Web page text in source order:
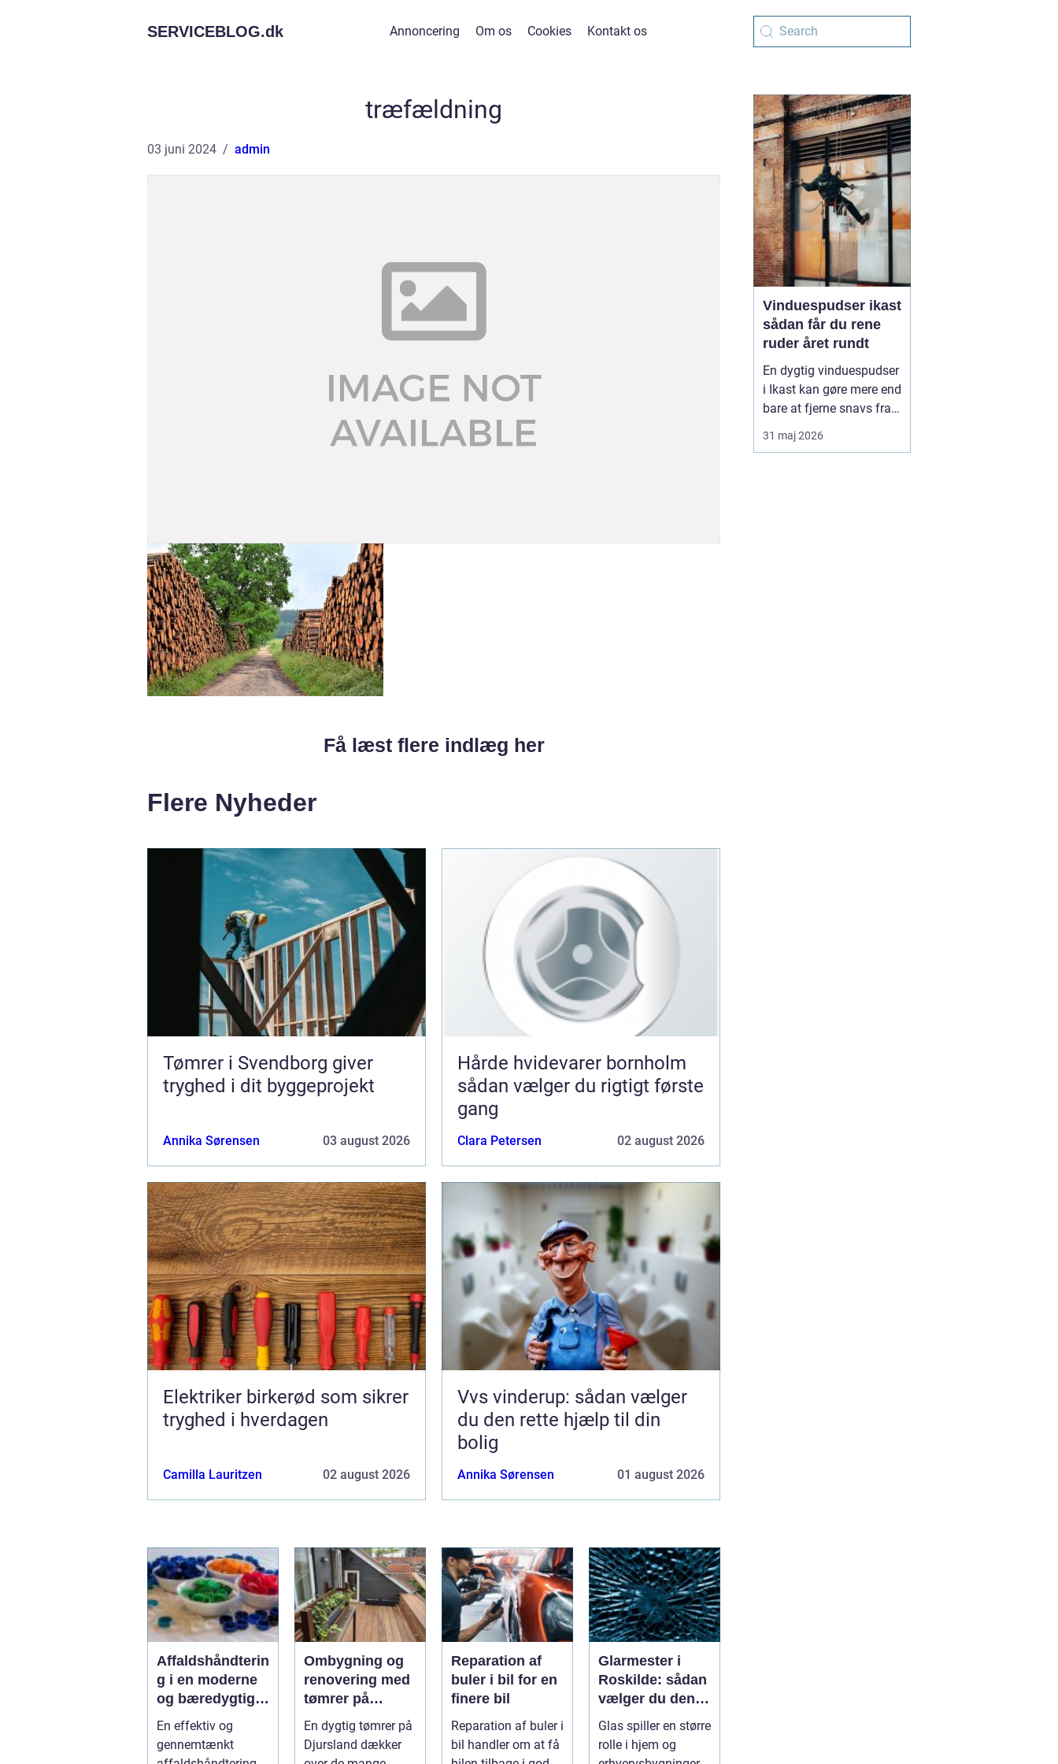
SERVICEBLOG.dk Annoncering Om os Cookies Kontakt os
træfældning
03 juni 2024 admin
Få læst flere indlæg her
Flere Nyheder
Tømrer i Svendborg giver
tryghed i dit byggeprojekt
Annika Sørensen 03 august 2026
Hårde hvidevarer bornholm
sådan vælger du rigtigt første
gang
Clara Petersen 02 august 2026
Elektriker birkerød som sikrer
tryghed i hverdagen
Camilla Lauritzen 02 august 2026
Vvs vinderup: sådan vælger
du den rette hjælp til din
bolig
Annika Sørensen 01 august 2026
Affaldshåndterin
g i en moderne
og bæredygtig
hverdag
En effektiv og
gennemtænkt
Ombygning og
renovering med
tømrer på
Djursland
En dygtig tømrer på
Djursland dækker
Reparation af
buler i bil for en
finere bil
Reparation af buler i
bil handler om at få
Glarmester i
Roskilde: sådan
vælger du den
rette fagmand til
dine
glasopgaver
Glas spiller en større
rolle i hjem og
Vinduespudser ikast
sådan får du rene
ruder året rundt
En dygtig vinduespudser
i Ikast kan gøre mere end
bare at fjerne snavs fra
ruderne. Rene vinduer
giver mere lys, bedre
31 maj 2026